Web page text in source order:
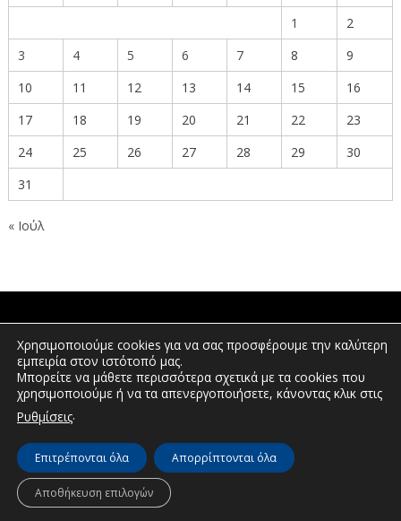
1
2
3
4 5 6 7 8
9
10
11 12 13 14 15
16
17
18 19 20 21 22
23
24
25 26 27 28 29
30
31
« Ιούλ
ΠΟΛΙΤΕΣ
ΕΠΕΝΔΥΤΕΣ
© Διεύθυνση Διαφάνειας & Ηλεκτρονικής Διακυβέρνησης | Περιφέρεια
Δυτικής Μακεδονίας | 2026
Πλοήγηση
Δήλωση προσβασιμότητας
Χρησιμοποιούμε cookies για να σας προσφέρουμε την καλύτερη
εμπειρία στον ιστότοπό μας.
Μπορείτε να μάθετε περισσότερα σχετικά με τα cookies που
χρησιμοποιούμε ή να τα απενεργοποιήσετε, κάνοντας κλικ στις
Ρυθμίσεις.
Επιτρέπονται όλα Απορρίπτονται όλα
Αποθήκευση επιλογών